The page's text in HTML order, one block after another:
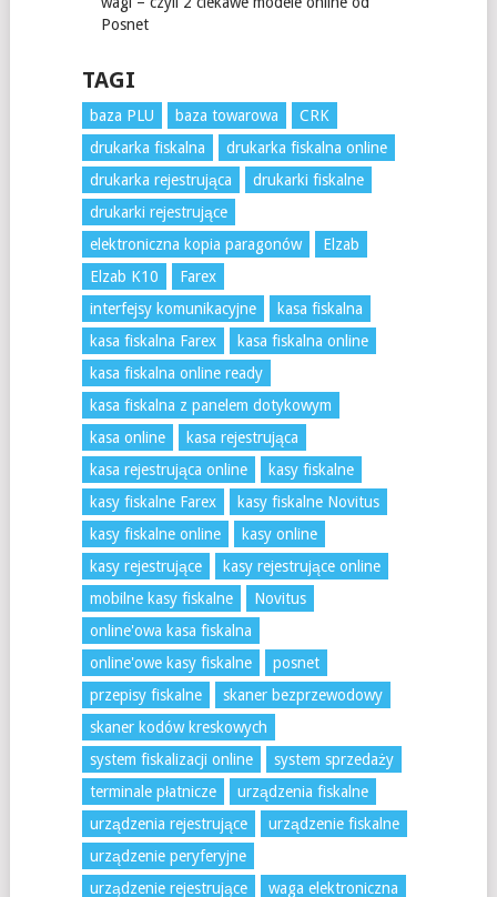
Posnet
TAGI
baza PLU baza towarowa
CRK
drukarka fiskalna
drukarka fiskalna online
drukarka rejestrująca
drukarki fiskalne
drukarki rejestrujące
elektroniczna kopia paragonów
Elzab
Elzab K10
Farex
interfejsy komunikacyjne
kasa fiskalna
kasa fiskalna Farex
kasa fiskalna online
kasa fiskalna online ready
kasa fiskalna z panelem dotykowym
kasa online
kasa rejestrująca
kasa rejestrująca online
kasy fiskalne
kasy fiskalne Farex
kasy fiskalne Novitus
kasy fiskalne online
kasy online
kasy rejestrujące
kasy rejestrujące online
mobilne kasy fiskalne
Novitus
online'owa kasa fiskalna
online'owe kasy fiskalne
posnet
przepisy fiskalne
skaner bezprzewodowy
skaner kodów kreskowych
system fiskalizacji online
system sprzedaży
terminale płatnicze
urządzenia fiskalne
urządzenia rejestrujące
urządzenie fiskalne
urządzenie peryferyjne
urządzenie rejestrujące
waga elektroniczna